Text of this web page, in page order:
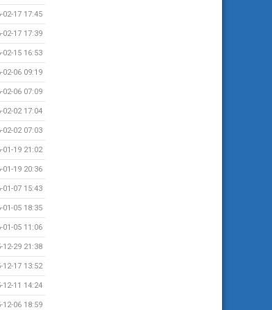
02-17 17:45
02-17 17:39
02-15 16:53
02-06 09:19
02-06 07:09
02-02 17:04
02-02 07:03
01-19 21:02
01-19 20:36
01-07 15:43
01-05 18:35
01-05 11:06
12-29 21:38
12-17 13:52
12-11 14:24
12-06 18:59